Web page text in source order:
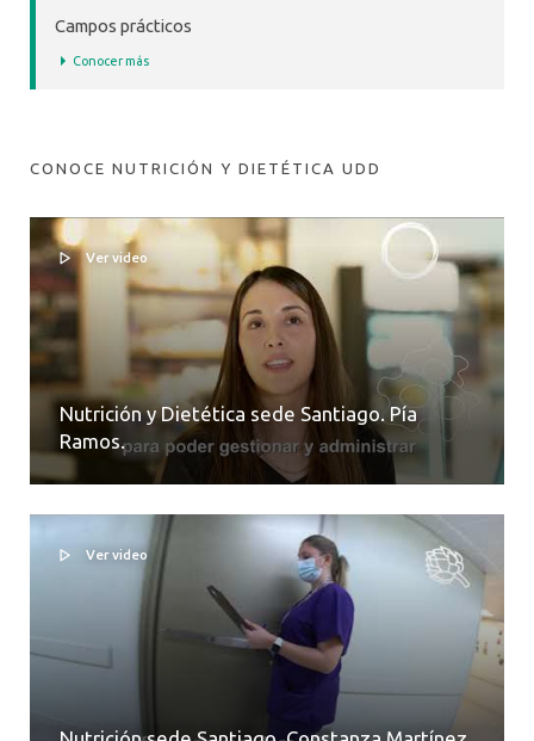
Campos prácticos
Conocer más
CONOCE NUTRICIÓN Y DIETÉTICA UDD
Ver video
Nutrición y Dietética sede Santiago. Pía
Ramos.
Ver video